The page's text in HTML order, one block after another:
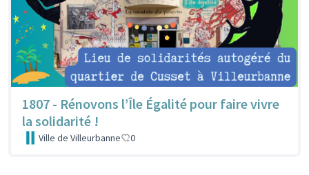
1807 - Rénovons l’Île Égalité pour faire vivre
la solidarité !
Ville de Villeurbanne 0